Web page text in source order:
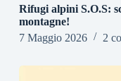
Rifugi alpini S.O.S:
montagne!
7 Maggio 2026
2